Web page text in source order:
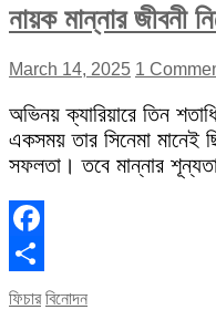
নায়ক মান্নার জীবনী
March 14, 2025 1
অভিনয় ক্যারিয়ারে তিন
একসময় তার সিনেমা মানেই
সফলতা। তবে মান্নার
Facebook
Share
ফিচার বিনোদন